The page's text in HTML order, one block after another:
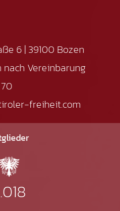
6 | 39100 Bozen
nach Vereinbarung
freiheit.com